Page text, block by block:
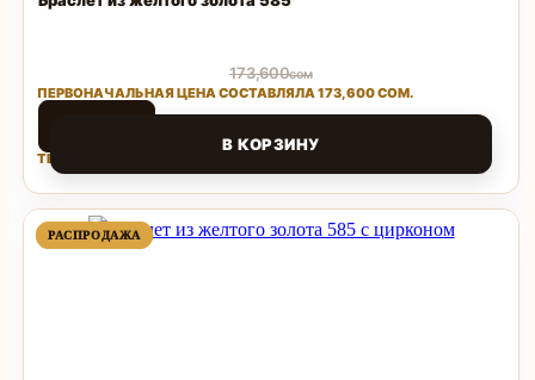
173,600сом
ПЕРВОНАЧАЛЬНАЯ ЦЕНА СОСТАВЛЯЛА 173,600 СОМ.
ТЕКУЩАЯ ЦЕНА: 76,384 СОМ.
В КОРЗИНУ
Поделиться
РАСПРОДАЖА ПРОДАВАЕМЫЙ
ТОВАР
РАСПРОДАЖА ПРОДАВАЕМЫЙ
ТОВАР